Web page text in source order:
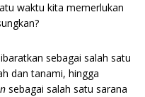
waktu kita memerlukan
sebagai salah satu
dan tanami, hingga
sebagai salah satu sarana